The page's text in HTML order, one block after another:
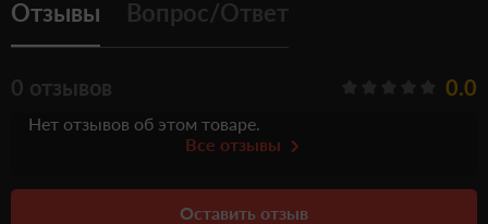
Отзывы Вопрос/Ответ
0 отзывов 0.0
Нет отзывов об этом товаре.
Все отзывы
Оставить отзыв